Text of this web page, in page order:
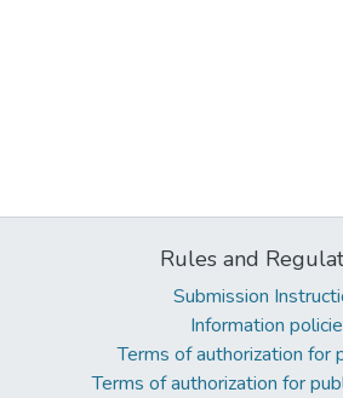
Rules and
Submission
Information
Terms of authorization for
Terms of authorization for